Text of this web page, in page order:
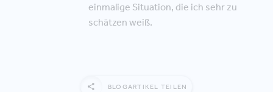
einmalige Situation, die ich sehr zu
schätzen weiß.
BLOGARTIKEL TEILEN